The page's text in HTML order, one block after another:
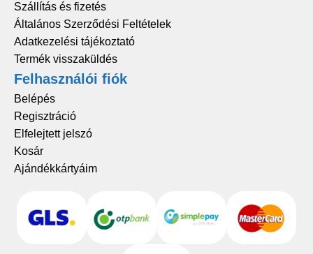
Szállítás és fizetés
Általános Szerződési Feltételek
Adatkezelési tájékoztató
Termék visszaküldés
Felhasználói fiók
Belépés
Regisztráció
Elfelejtett jelszó
Kosár
Ajándékkártyáim